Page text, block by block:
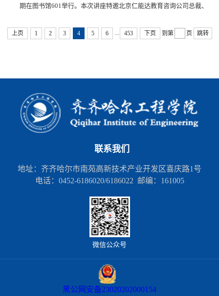
期在图书馆601举行。本次讲座特邀北京仁能达教育咨询公司总裁、
主讲，学生发展中心主任康静主持，各学院领导、专业长、辅导员
上页 1 2 3 4 5 6 ... 453 下页 到第 页 跳转
联系我们
地址：齐齐哈尔市南苑高新技术产业开发区喜庆路1号
电话：0452-6186020/6186022 邮编：161005
微信公众号
黑公网安备23020202000154